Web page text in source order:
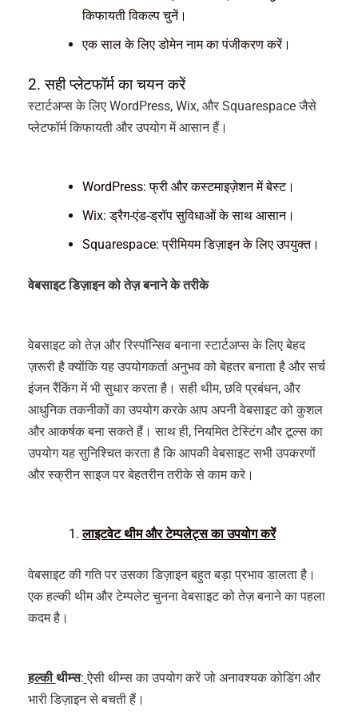
किफायती विकल्प चुनें।
एक साल के लिए डोमेन नाम का पंजीकरण करें।
2. सही प्लेटफॉर्म का चयन करें
स्टार्टअप्स के लिए WordPress, Wix, और Squarespace जैसे
प्लेटफॉर्म किफायती और उपयोग में आसान हैं।
WordPress: फ्री और कस्टमाइज़ेशन में बेस्ट।
Wix: ड्रैग-एंड-ड्रॉप सुविधाओं के साथ आसान।
Squarespace: प्रीमियम डिज़ाइन के लिए उपयुक्त।
वेबसाइट डिज़ाइन को तेज़ बनाने के तरीके
वेबसाइट को तेज़ और रिस्पॉन्सिव बनाना स्टार्टअप्स के लिए बेहद
ज़रूरी है क्योंकि यह उपयोगकर्ता अनुभव को बेहतर बनाता है और सर्च
इंजन रैंकिंग में भी सुधार करता है। सही थीम, छवि प्रबंधन, और
आधुनिक तकनीकों का उपयोग करके आप अपनी वेबसाइट को कुशल
और आकर्षक बना सकते हैं। साथ ही, नियमित टेस्टिंग और टूल्स का
उपयोग यह सुनिश्चित करता है कि आपकी वेबसाइट सभी उपकरणों
और स्क्रीन साइज पर बेहतरीन तरीके से काम करे।
लाइटवेट थीम और टेम्पलेट्स का उपयोग करें
वेबसाइट की गति पर उसका डिज़ाइन बहुत बड़ा प्रभाव डालता है।
एक हल्की थीम और टेम्पलेट चुनना वेबसाइट को तेज़ बनाने का पहला
कदम है।
हल्कीथीम्स: ऐसी थीम्स का उपयोग करें जो अनावश्यक कोडिंग और
भारी डिज़ाइन से बचती हैं।